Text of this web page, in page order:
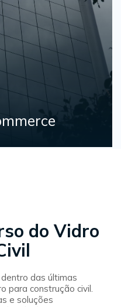
Esplanada
do Vidro
das últimas
para construção civil.
e soluções